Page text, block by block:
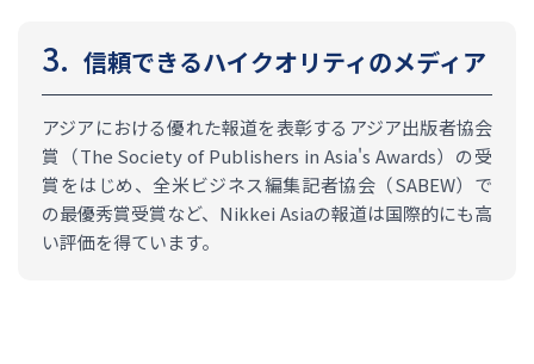
信頼できるハイクオリティのメディア
アジアにおける優れた報道を表彰するアジア出版者協会
賞（The Society of Publishers in Asia's Awards）の受
賞をはじめ、全米ビジネス編集記者協会（SABEW）で
の最優秀賞受賞など、Nikkei Asiaの報道は国際的にも高
い評価を得ています。